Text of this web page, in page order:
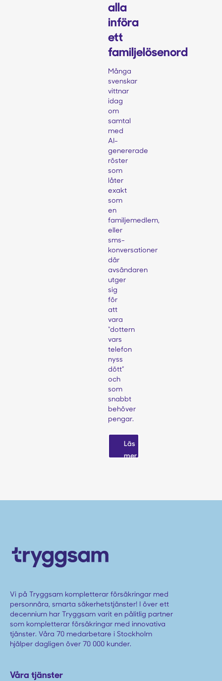
alla
införa
ett
familjelösenord
Många
svenskar
vittnar
idag
om
samtal
med
AI-
genererade
röster
som
låter
exakt
som
en
familjemedlem,
eller
sms-
konversationer
där
avsändaren
utger
sig
för
att
vara
“dottern
vars
telefon
nyss
dött”
och
som
snabbt
behöver
pengar.
Läs
mer
Vi på Tryggsam kompletterar försäkringar med
personnära, smarta säkerhetstjänster! I över ett
decennium har Tryggsam varit en pålitlig partner
som kompletterar försäkringar med innovativa
tjänster. Våra 70 medarbetare i Stockholm
hjälper dagligen över 70 000 kunder.
Våra tjänster